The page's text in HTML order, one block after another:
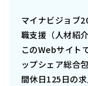
マイナビジョブ
職支援（人材紹
このWebサイト
ップシェア総合
間休日125日の